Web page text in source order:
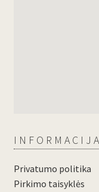
INFORMACIJA
Privatumo politika
Pirkimo taisyklės